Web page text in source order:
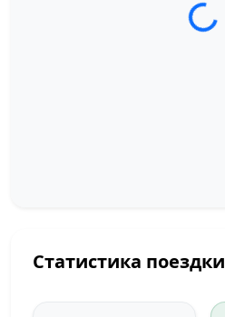
Загрузка трека...
Статистика поездки